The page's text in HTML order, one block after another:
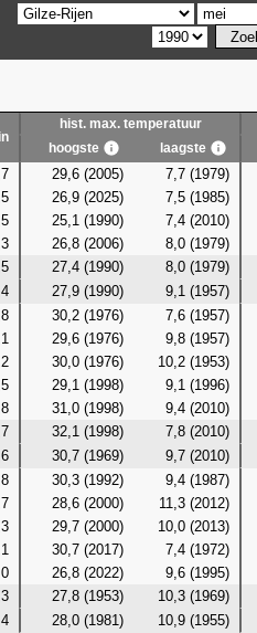
hist. max. temperatuur
hoogste
laagste
29,6 (2005)
7,7 (1979)
26,9 (2025)
7,5 (1985)
25,1 (1990)
7,4 (2010)
26,8 (2006)
8,0 (1979)
27,4 (1990)
8,0 (1979)
27,9 (1990)
9,1 (1957)
30,2 (1976)
7,6 (1957)
29,6 (1976)
9,8 (1957)
30,0 (1976)
10,2 (1953)
29,1 (1998)
9,1 (1996)
31,0 (1998)
9,4 (2010)
32,1 (1998)
7,8 (2010)
30,7 (1969)
9,7 (2010)
30,3 (1992)
9,4 (1987)
28,6 (2000)
11,3 (2012)
29,7 (2000)
10,0 (2013)
30,7 (2017)
7,4 (1972)
26,8 (2022)
9,6 (1995)
27,8 (1953)
10,3 (1969)
28,0 (1981)
10,9 (1955)